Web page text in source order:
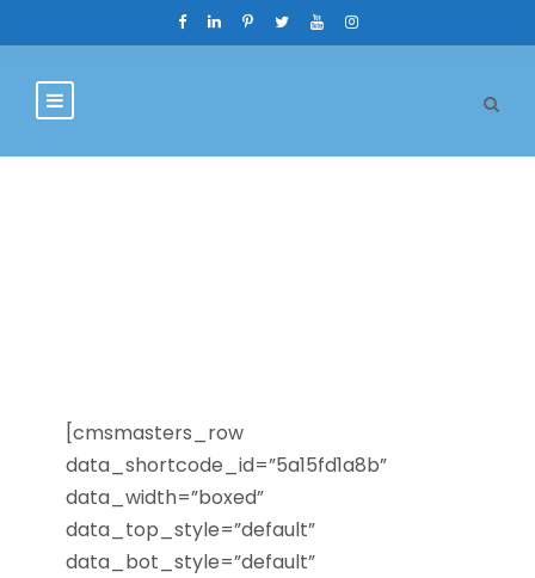
[cmsmasters_row
data_shortcode_id=”5a15fd1a8b”
data_width=”boxed”
data_top_style=”default”
data_bot_style=”default”